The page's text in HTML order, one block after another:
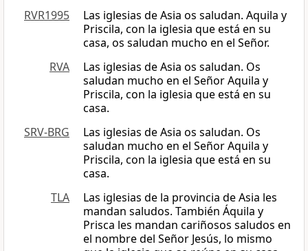
RVR1995
Las iglesias de Asia os saludan. Aquila y
Priscila, con la iglesia que está en su
casa, os saludan mucho en el Señor.
RVA
Las iglesias de Asia os saludan. Os
saludan mucho en el Señor Aquila y
Priscila, con la iglesia que está en su
casa.
SRV-BRG
Las iglesias de Asia os saludan. Os
saludan mucho en el Señor Aquila y
Priscila, con la iglesia que está en su
casa.
TLA
Las iglesias de la provincia de Asia les
mandan saludos. También Áquila y
Prisca les mandan cariñosos saludos en
el nombre del Señor Jesús, lo mismo